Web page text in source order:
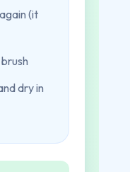
(it
dry in